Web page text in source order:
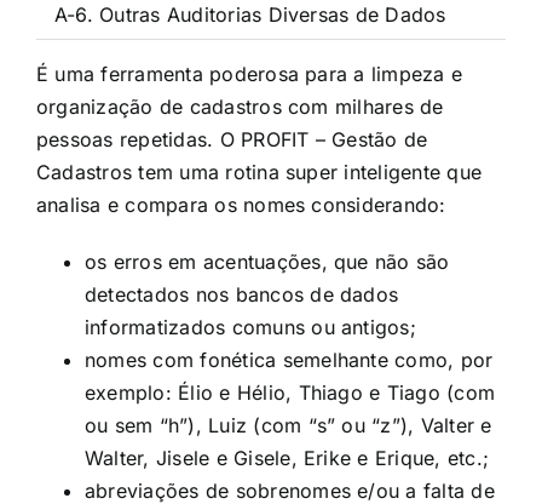
A-6. Outras Auditorias Diversas de Dados
É uma ferramenta poderosa para a limpeza e
organização de cadastros com milhares de
pessoas repetidas. O PROFIT – Gestão de
Cadastros tem uma rotina super inteligente que
analisa e compara os nomes considerando:
os erros em acentuações, que não são
detectados nos bancos de dados
informatizados comuns ou antigos;
nomes com fonética semelhante como, por
exemplo: Élio e Hélio, Thiago e Tiago (com
ou sem “h”), Luiz (com “s” ou “z”), Valter e
Walter, Jisele e Gisele, Erike e Erique, etc.;
abreviações de sobrenomes e/ou a falta de